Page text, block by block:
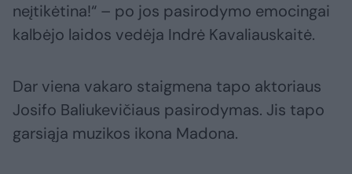
neįtikėtina!“ – po jos pasirodymo emocingai
kalbėjo laidos vedėja Indrė Kavaliauskaitė.
Dar viena vakaro staigmena tapo aktoriaus
Josifo Baliukevičiaus pasirodymas. Jis tapo
garsiąja muzikos ikona Madona.